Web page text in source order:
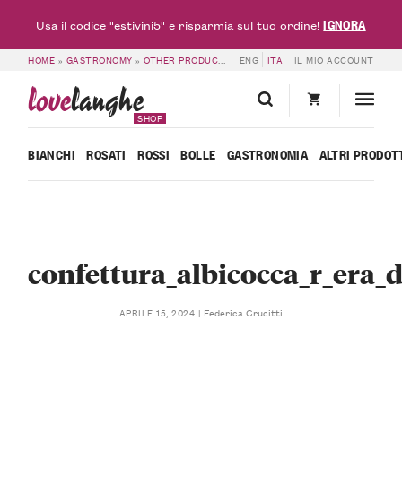
HOME » GASTRONOMY »OTHER PRODUCTS »APRICOT EXTRA JAM – R’ERA ‘D
ENG ITA IL MIO ACCOUNT
lovelanghe
SHOP
BIANCHI ROSATI ROSSI BOLLE GASTRONOMIA ALTRI
APRILE 15, 2024 Federica Crucitti
Usa il codice "estivini5" e risparmia sul tuo ordine!IGNORA